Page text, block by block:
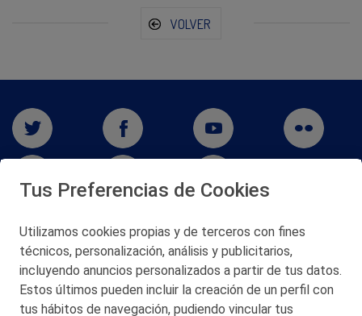
VOLVER
San Martín 5-Edificio Muñatones,
48550 Muskiz (Bizkaia)
Telf. 946 357 000
© 2026 Petronor S.A.
Tus Preferencias de Cookies
Utilizamos cookies propias y de terceros con fines
técnicos, personalización, análisis y publicitarios,
incluyendo anuncios personalizados a partir de tus datos.
Estos últimos pueden incluir la creación de un perfil con
tus hábitos de navegación, pudiendo vincular tus